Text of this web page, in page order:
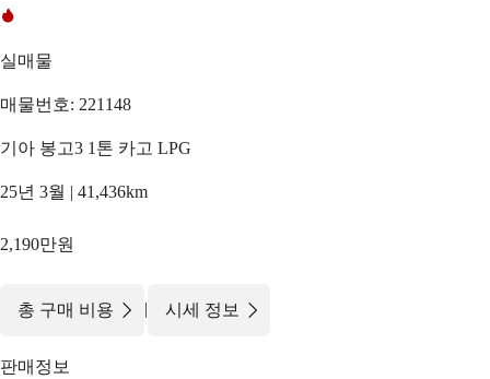
실매물
매물번호: 221148
기아 봉고3 1톤 카고 LPG
25년 3월 | 41,436km
2,190만원
총 구매 비용 | 시세 정보
판매정보